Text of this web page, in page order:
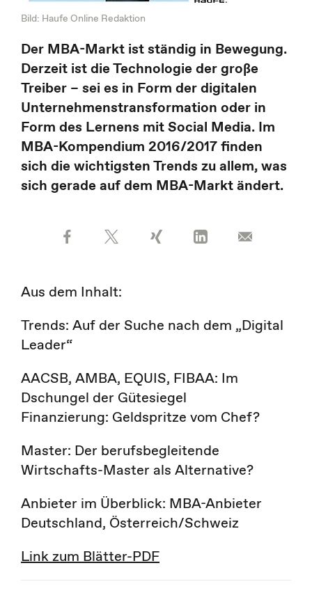
Bild: Haufe Online Redaktion
Der MBA-Markt ist ständig in Bewegung.
Derzeit ist die Technologie der große
Treiber – sei es in Form der digitalen
Unternehmenstransformation oder in
Form des Lernens mit Social Media. Im
MBA-Kompendium 2016/2017 finden
sich die wichtigsten Trends zu allem, was
sich gerade auf dem MBA-Markt ändert.
Aus dem Inhalt:
Trends: Auf der Suche nach dem „Digital
Leader“
AACSB, AMBA, EQUIS, FIBAA: Im
Dschungel der Gütesiegel
Finanzierung: Geldspritze vom Chef?
Master: Der berufsbegleitende
Wirtschafts-Master als Alternative?
Anbieter im Überblick: MBA-Anbieter
Deutschland, Österreich/Schweiz
Link zum Blätter-PDF